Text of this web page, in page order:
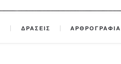
ΔΡΑΣΕΙΣ ΑΡΘΡΟΓΡΑΦΙΑ